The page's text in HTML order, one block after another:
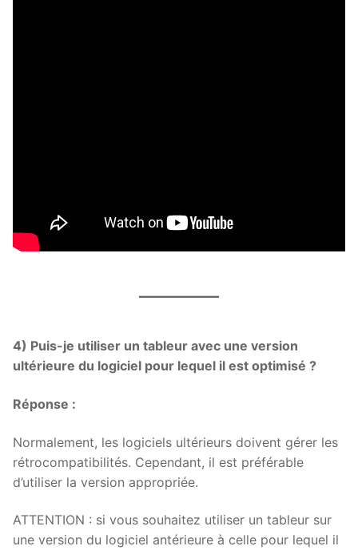
4) Puis-je utiliser un tableur avec une version
ultérieure du logiciel pour lequel il est optimisé ?
Réponse :
Normalement, les logiciels ultérieurs doivent gérer les
rétrocompatibilités. Cependant, il est préférable
d’utiliser la version appropriée.
ATTENTION : si vous souhaitez utiliser un tableur sur
une version du logiciel antérieure à celle pour lequel il